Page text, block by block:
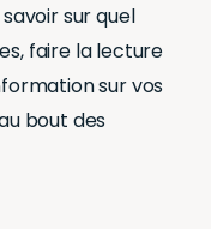
sur quel
faire la lecture
sur vos
bout des